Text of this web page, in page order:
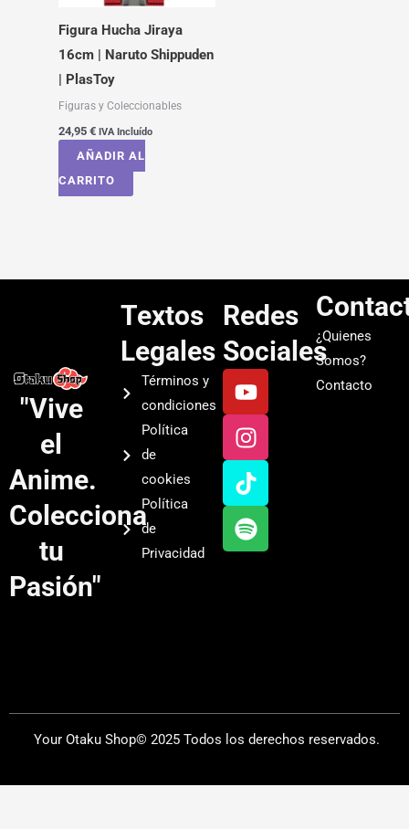
Figura Hucha Jiraya
16cm | Naruto Shippuden
| PlasToy
Figuras y Coleccionables
24,95 € IVA Incluído
AÑADIR AL
CARRITO
"Vive
el
Anime.
Colecciona
tu
Pasión"
Textos
Legales
Términos y
condiciones
Política
de
cookies
Política
de
Privacidad
Redes
Sociales
Y
o
u
t
u
b
e
I
n
s
t
a
g
r
a
T
i
k
t
o
k
S
p
o
t
i
f
y
¿Quienes
Somos?
Contacto
Your Otaku Shop© 2025 Todos los derechos reservados.